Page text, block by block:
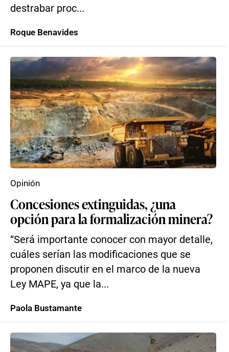
destrabar proc...
Roque Benavides
Concesiones extinguidas, ¿una
opción para la formalización minera?
“Será importante conocer con mayor detalle,
cuáles serían las modificaciones que se
proponen discutir en el marco de la nueva
Ley MAPE, ya que la...
Opinión
Paola Bustamante